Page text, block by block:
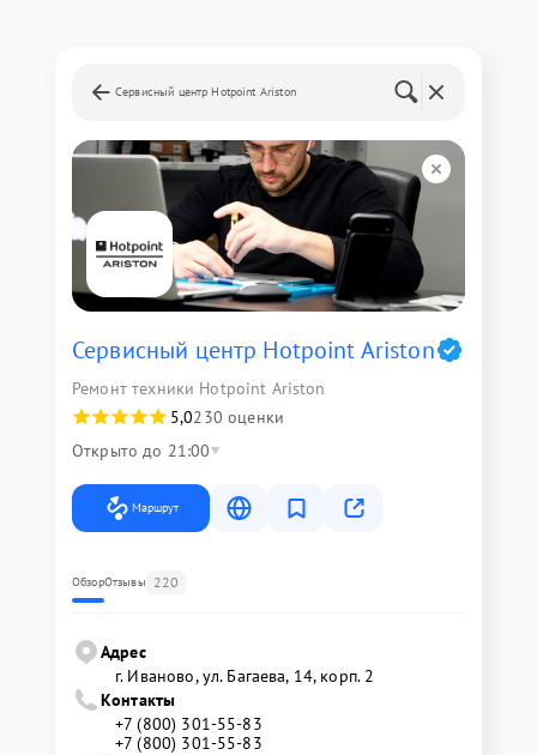
Сервисный центр Hotpoint Ariston
Сервисный центр Hotpoint Ariston
Ремонт техники Hotpoint Ariston
5,0230 оценки
Открыто до 21:00
Маршрут
ОбзорОтзывы 220
Адрес
г. Иваново, ул. Багаева, 14, корп. 2
Контакты
+7 (800) 301-55-83
+7 (800) 301-55-83